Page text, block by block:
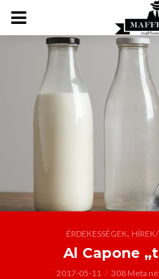
ÉRDEKESSÉGEK,
Al Capone
2017-05-11 308 Meta